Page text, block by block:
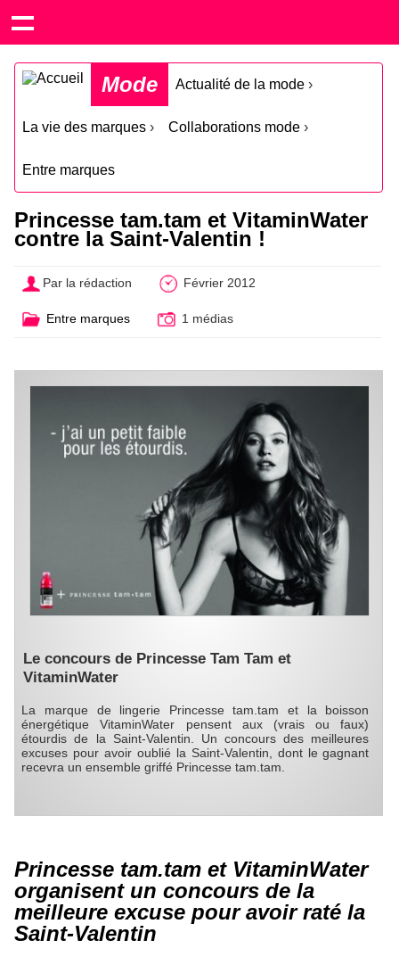
Mode Actualité de la mode ›
La vie des marques › Collaborations mode ›
Entre marques
Princesse tam.tam et VitaminWater
contre la Saint-Valentin !
Par la rédaction Février 2012
Entre marques 1 médias
Le concours de Princesse Tam Tam et
VitaminWater
La marque de lingerie Princesse tam.tam et la boisson
énergétique VitaminWater pensent aux (vrais ou faux)
étourdis de la Saint-Valentin. Un concours des meilleures
excuses pour avoir oublié la Saint-Valentin, dont le gagnant
recevra un ensemble griffé Princesse tam.tam.
Princesse tam.tam et VitaminWater
organisent un concours de la
meilleure excuse pour avoir raté la
Saint-Valentin